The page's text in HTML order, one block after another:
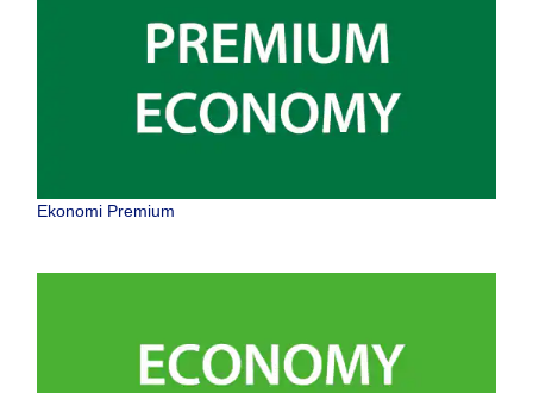
Ekonomi Premium